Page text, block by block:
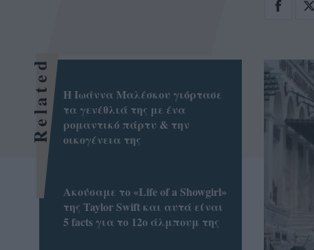
Related
Η Ιωάννα Μαλέσκου γιόρτασε
τα γενέθλιά της με ένα
ρομαντικό πάρτυ & την
οικογένεια της
Ακούσαμε το «Life of a Showgirl»
της Taylor Swift και αυτά είναι
5 facts για το 12ο άλμπουμ της